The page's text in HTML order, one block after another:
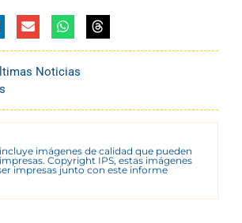
Noticias
imágenes de calidad que pueden
Copyright IPS, estas imágenes
impresas junto con este informe